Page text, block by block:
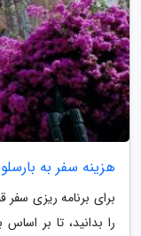
هزینه سفر به
برای برنامه ریزی سفر
را بدانید، تا بر